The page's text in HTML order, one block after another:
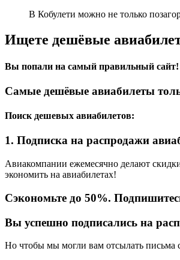
В Кобулети можно не только
Ищете дешёвые
Вы попали на самый правильный сайт!
Самые дешёвые авиабилеты
Поиск дешевых авиабилетов:
1. Подписка на распродажи
Авиакомпании ежемесячно делают
экономить на авиабилетах!
Сэкономьте до 50%.
Вы успешно подписались на
Но чтобы мы могли вам отсылать письма